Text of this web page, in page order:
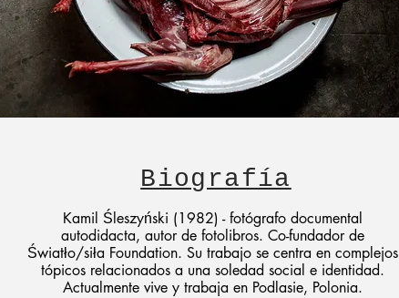
Biografía
Kamil Śleszyński (1982) - fotógrafo documental
autodidacta, autor de fotolibros. Co-fundador de
Światło/siła Foundation. Su trabajo se centra en complejos
tópicos relacionados a una soledad social e identidad.
Actualmente vive y trabaja en Podlasie, Polonia.